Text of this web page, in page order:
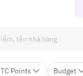
TC Points Budget